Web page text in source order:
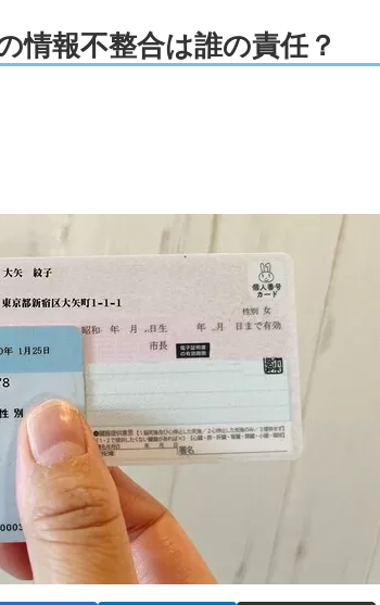
情報不整合は誰の責任？